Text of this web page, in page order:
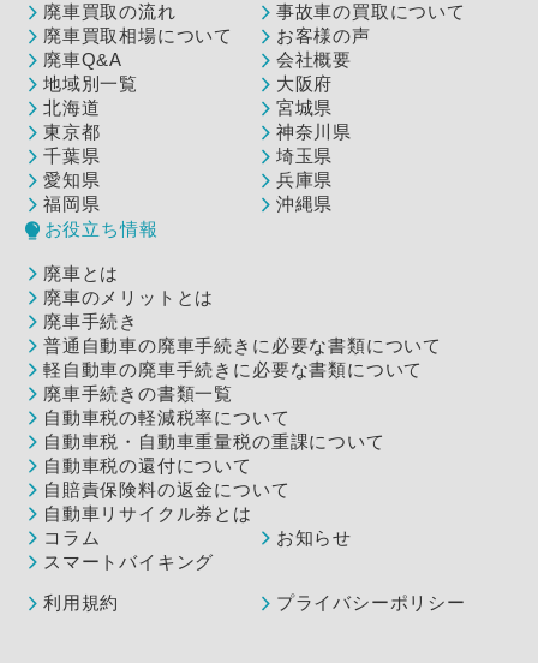
廃車買取の流れ
事故車の買取について
廃車買取相場について
お客様の声
廃車Q&A
会社概要
地域別一覧
大阪府
北海道
宮城県
東京都
神奈川県
千葉県
埼玉県
愛知県
兵庫県
福岡県
沖縄県
お役立ち情報
廃車とは
廃車のメリットとは
廃車手続き
普通自動車の廃車手続きに必要な書類について
軽自動車の廃車手続きに必要な書類について
廃車手続きの書類一覧
自動車税の軽減税率について
自動車税・自動車重量税の重課について
自動車税の還付について
自賠責保険料の返金について
自動車リサイクル券とは
コラム
お知らせ
スマートバイキング
利用規約 プライバシーポリシー